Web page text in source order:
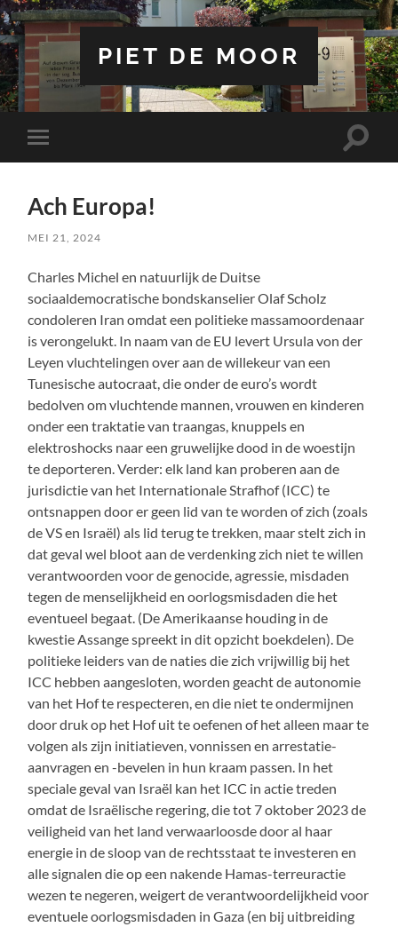
PIET DE MOOR
Toggle
mobiel
Toggle
Ach Europa!
MEI 21, 2024
Charles Michel en natuurlijk de Duitse
sociaaldemocratische bondskanselier Olaf Scholz
condoleren Iran omdat een politieke massamoordenaar
is verongelukt. In naam van de EU levert Ursula von der
Leyen vluchtelingen over aan de willekeur van een
Tunesische autocraat, die onder de euro’s wordt
bedolven om vluchtende mannen, vrouwen en kinderen
onder een traktatie van traangas, knuppels en
elektroshocks naar een gruwelijke dood in de woestijn
te deporteren. Verder: elk land kan proberen aan de
jurisdictie van het Internationale Strafhof (ICC) te
ontsnappen door er geen lid van te worden of zich (zoals
de VS en Israël) als lid terug te trekken, maar stelt zich in
dat geval wel bloot aan de verdenking zich niet te willen
verantwoorden voor de genocide, agressie, misdaden
tegen de menselijkheid en oorlogsmisdaden die het
eventueel begaat. (De Amerikaanse houding in de
kwestie Assange spreekt in dit opzicht boekdelen). De
politieke leiders van de naties die zich vrijwillig bij het
ICC hebben aangesloten, worden geacht de autonomie
van het Hof te respecteren, en die niet te ondermijnen
door druk op het Hof uit te oefenen of het alleen maar te
volgen als zijn initiatieven, vonnissen en arrestatie-
aanvragen en -bevelen in hun kraam passen. In het
speciale geval van Israël kan het ICC in actie treden
omdat de Israëlische regering, die tot 7 oktober 2023 de
veiligheid van het land verwaarloosde door al haar
energie in de sloop van de rechtsstaat te investeren en
alle signalen die op een nakende Hamas-terreuractie
wezen te negeren, weigert de verantwoordelijkheid voor
eventuele oorlogsmisdaden in Gaza (en bij uitbreiding